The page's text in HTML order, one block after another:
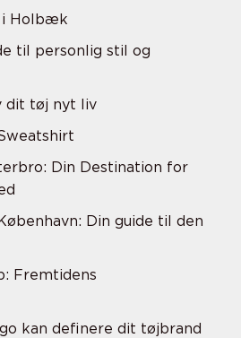
i Holbæk
til personlig stil og
dit tøj nyt liv
Din Destination for
Din guide til den
Fremtidens
kan definere dit tøjbrand